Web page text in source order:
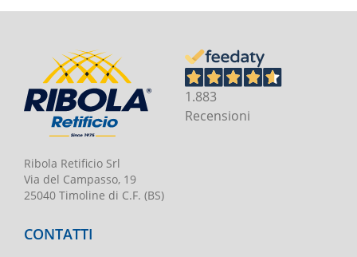
Ribola Retificio Srl
Via del Campasso, 19
25040 Timoline di C.F. (BS)
1.883
Recensioni
CONTATTI